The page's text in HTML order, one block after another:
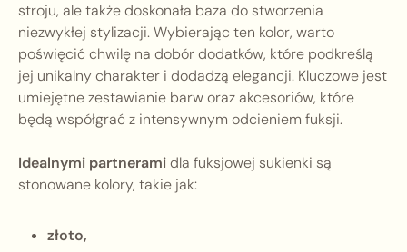
stroju, ale także doskonała baza do stworzenia
niezwykłej stylizacji. Wybierając ten kolor, warto
poświęcić chwilę na dobór dodatków, które podkreślą
jej unikalny charakter i dodadzą elegancji. Kluczowe jest
umiejętne zestawianie barw oraz akcesoriów, które
będą współgrać z intensywnym odcieniem fuksji.
Idealnymi partneramidla fuksjowej sukienki są
stonowane kolory, takie jak:
złoto,